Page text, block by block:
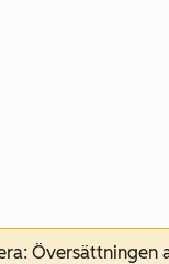
Översättningen